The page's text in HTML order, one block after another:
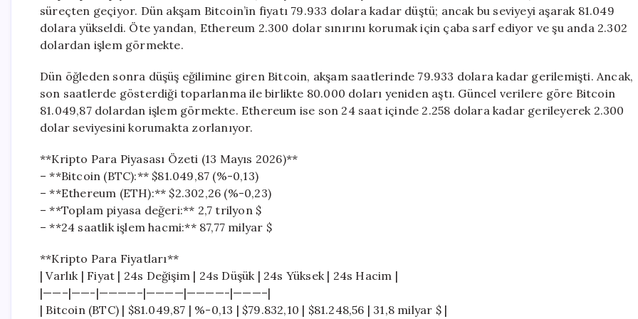
Mücadele
Ediyor
için
süreçten geçiyor. Dün akşam Bitcoin’in fiyatı 79.933 dolara kadar düştü; ancak bu seviyeyi aşarak 81.049
dolara yükseldi. Öte yandan, Ethereum 2.300 dolar sınırını korumak için çaba sarf ediyor ve şu anda 2.302
dolardan işlem görmekte.
Dün öğleden sonra düşüş eğilimine giren Bitcoin, akşam saatlerinde 79.933 dolara kadar gerilemişti. Ancak,
son saatlerde gösterdiği toparlanma ile birlikte 80.000 doları yeniden aştı. Güncel verilere göre Bitcoin
81.049,87 dolardan işlem görmekte. Ethereum ise son 24 saat içinde 2.258 dolara kadar gerileyerek 2.300
dolar seviyesini korumakta zorlanıyor.
**Kripto Para Piyasası Özeti (13 Mayıs 2026)**
– **Bitcoin (BTC):** $81.049,87 (%-0,13)
– **Ethereum (ETH):** $2.302,26 (%-0,23)
– **Toplam piyasa değeri:** 2,7 trilyon $
– **24 saatlik işlem hacmi:** 87,77 milyar $
**Kripto Para Fiyatları**
| Varlık | Fiyat | 24s Değişim | 24s Düşük | 24s Yüksek | 24s Hacim |
|——–|——-|————–|————|————-|———–|
| Bitcoin (BTC) | $81.049,87 | %-0,13 | $79.832,10 | $81.248,56 | 31,8 milyar $ |